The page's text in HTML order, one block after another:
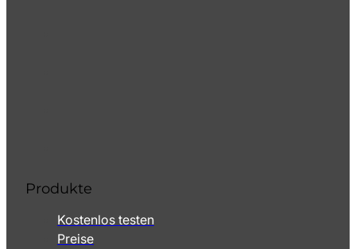
Produkte
Kostenlos testen
Preise